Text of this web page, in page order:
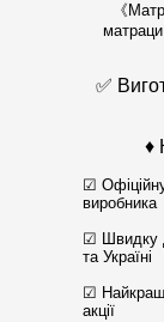
《
✅
♦
☑
виробника
☑ Швидку
та Україні
☑ Найкращі
акції